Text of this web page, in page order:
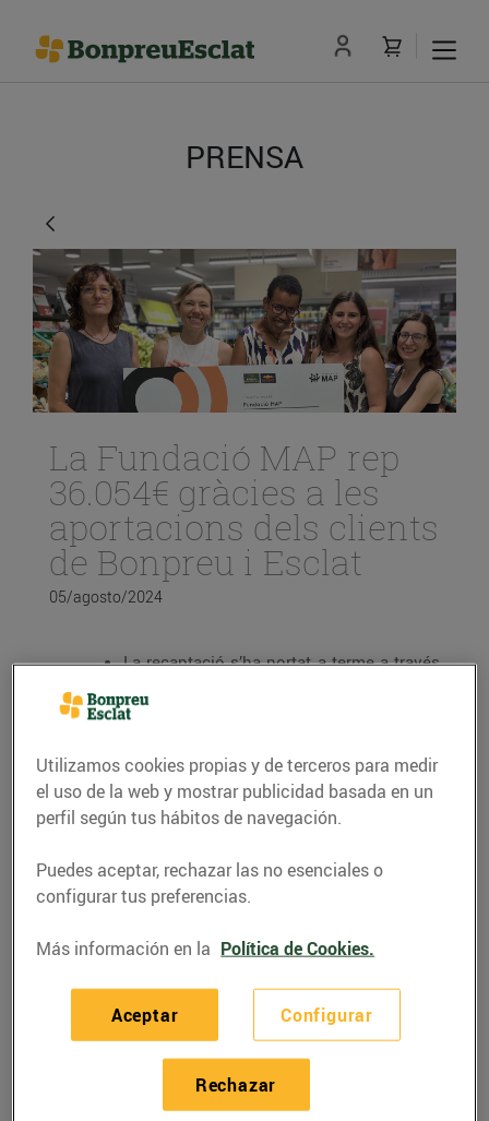
PRENSA
La Fundació MAP rep
36.054€ gràcies a les
aportacions dels clients
de Bonpreu i Esclat
05/agosto/2024
La recaptació s’ha portat a terme a través
establiments del Grup Bon Preu durant el
donacions en total.
L’import va destinat a la Fundació MAP,
concretament a un projecte que ofereix
suports personalitzats per què els infants
de vulnerabilitat del Ripollès puguin
gaudir d’activitats inclusives i a la
econòmica addicional per a les famílies.
destinades a la Fundació Banc Recursos,
concretament al projecte Pont Alimentari,
alhora que fomenta la solidaritat i la
reducció de les desigualtats socials
Utilizamos cookies propias y de terceros para medir
el uso de la web y mostrar publicidad basada en un
perfil según tus hábitos de navegación.
Puedes aceptar, rechazar las no esenciales o
configurar tus preferencias.
Más información en la Política de Cookies.
Configurar
Rechazar
Aceptar